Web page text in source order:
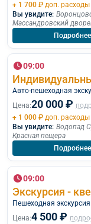
+ 1 700 ₽ доп. расходы
Вы увидите:
Массандровский
Подробнее
09:00
Авто-пешеходная
Цена:20 000 ₽
+ 1 000 ₽ доп. расходы
Вы увидите: Водопад
Красная пещера
Подробнее
09:00
Экскурсия -
Пешеходная экскурcия
Цена:4 500 ₽